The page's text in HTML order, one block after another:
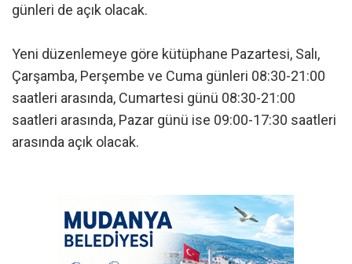
günleri de açık olacak.
Yeni düzenlemeye göre kütüphane Pazartesi, Salı,
Çarşamba, Perşembe ve Cuma günleri 08:30-21:00
saatleri arasında, Cumartesi günü 08:30-21:00
saatleri arasında, Pazar günü ise 09:00-17:30 saatleri
arasında açık olacak.